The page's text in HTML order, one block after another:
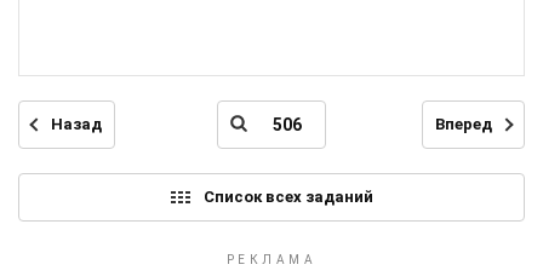
Назад Вперед
Список всех заданий